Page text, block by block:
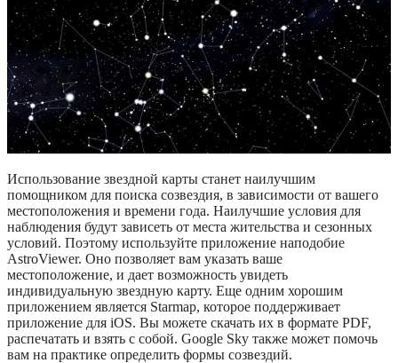
Использование звездной карты станет наилучшим
помощником для поиска созвездия, в зависимости от вашего
местоположения и времени года. Наилучшие условия для
наблюдения будут зависеть от места жительства и сезонных
условий. Поэтому используйте приложение наподобие
AstroViewer. Оно позволяет вам указать ваше
местоположение, и дает возможность увидеть
индивидуальную звездную карту. Еще одним хорошим
приложением является Starmap, которое поддерживает
приложение для iOS. Вы можете скачать их в формате PDF,
распечатать и взять с собой. Google Sky также может помочь
вам на практике определить формы созвездий.